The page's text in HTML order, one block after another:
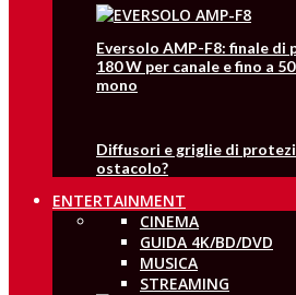
Eversolo AMP-F8: finale di
180 W per canale e fino a
mono
Diffusori e griglie di
ostacolo?
ENTERTAINMENT
CINEMA
GUIDA 4K/BD/DVD
MUSICA
STREAMING